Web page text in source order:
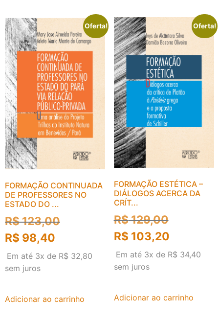
Oferta!
FORMAÇÃO CONTINUADA
DE PROFESSORES NO
ESTADO DO ...
R$123,00
R$ 98,40
Em até 3x de R$ 32,80
sem juros
Adicionar ao carrinho
Oferta!
FORMAÇÃO ESTÉTICA –
DIÁLOGOS ACERCA DA
CRÍT...
R$129,00
R$ 103,20
Em até 3x de R$ 34,40
sem juros
Adicionar ao carrinho